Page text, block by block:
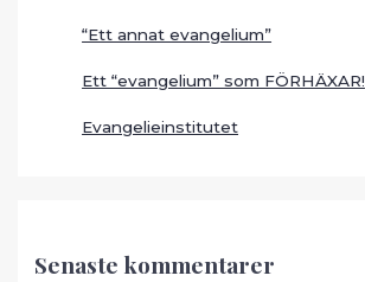
“Ett annat evangelium”
Ett “evangelium” som FÖRHÄXAR!
Evangelieinstitutet
Senaste kommentarer